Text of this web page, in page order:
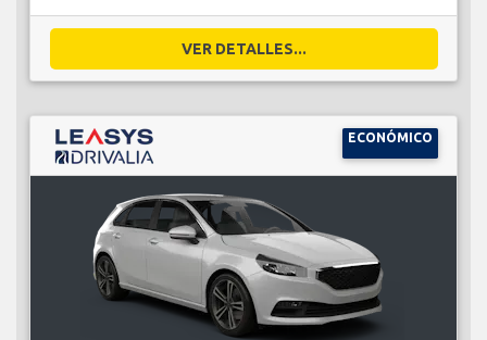
VER DETALLES...
ECONÓMICO